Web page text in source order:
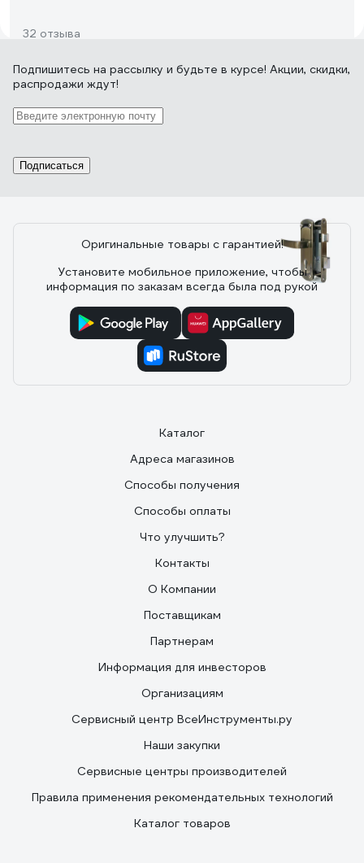
32 отзыва
Отзыв о врезном сувальдном замке
AVERS R12/S6-CR 00020066
Недорогой, простой, небольшой замок, подходит для
замены замков САМ аналогичного типоразмера
13 отзывов
Отзыв о врезном замке APECS 1425-AB
00011971
Подпишитесь на рассылку и будьте в курсе! Акции, скидки,
распродажи ждут!
Подписаться
Оригинальные товары с гарантией!
Установите мобильное приложение, чтобы
информация по заказам всегда была под рукой
Каталог
Адреса магазинов
Способы получения
Способы оплаты
Что улучшить?
Контакты
О Компании
Поставщикам
Партнерам
Информация для инвесторов
Организациям
Сервисный центр ВсеИнструменты.ру
Наши закупки
Сервисные центры производителей
Правила применения рекомендательных технологий
Каталог товаров